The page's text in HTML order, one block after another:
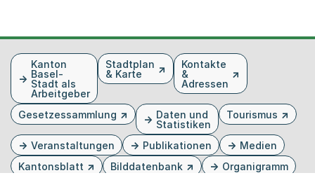
FusszeileKanton
Basel-
Stadt als
Arbeitgeber
Stadtplan
& Karte
Kontakte
&
Adressen
Gesetzessammlung
Daten und
Statistiken
Tourismus
Veranstaltungen Publikationen
Medien
Kantonsblatt
Bilddatenbank Organigramm